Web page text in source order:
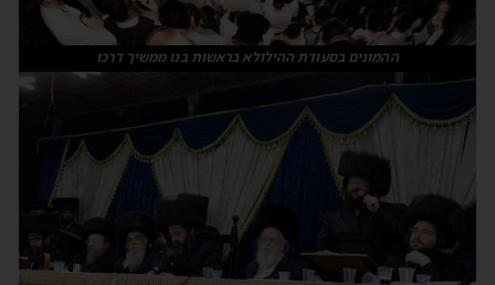
ההמונים בסעודת ההילולא בראשות בנו ממשיך דרכו